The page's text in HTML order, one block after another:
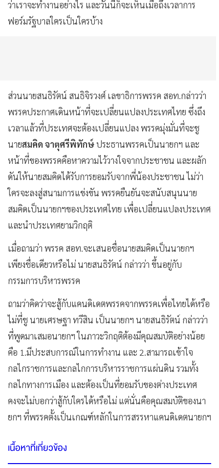
ว่าเราจะทำงานอย่างไร และวันนี้ก็จะเห็นเมื่อถึงเวลาการ
ฟอร์มรัฐบาลใครเป็นใครบ้าง
ส่วนนายสนธิรัตน์ สนธิจิรวงศ์ เลขาธิการพรรค สอท.กล่าวว่า
พรรคประกาศเดินหน้าที่จะเปลี่ยนแปลงประเทศไทย ซึ่งถึง
เวลาแล้วที่ประเทศจะต้องเปลี่ยนแปลง พรรคมุ่งมั่นที่จะชู
นายสมคิด จาตุศรีพิทักษ์ประธานพรรคเป็นนายกฯ และ
หน้าที่ของพรรคคือหาความไว้วางใจจากประชาชน และผลัก
ดันให้นายสมคิดได้รับการยอมรับจากพี่น้องประชาชน ไม่ว่า
ใครจะลงสู่สนามการแข่งขัน พรรคยืนยันจะสนับสนุนนาย
สมคิดเป็นนายกฯของประเทศไทย เพื่อเปลี่ยนแปลงประเทศ
และนำประเทศยามวิกฤติ
เมื่อถามว่า พรรค สอท.จะเสนอชื่อนายสมคิดเป็นนายกฯ
เพียงชื่อเดียวหรือไม่ นายสนธิรัตน์ กล่าวว่า ขึ้นอยู่กับ
กรรมการบริหารพรรค
ถามว่าคิดว่าจะสู้กับแคนดิเดตพรรคจากพรรคเพื่อไทยได้หรือ
ไม่ที่ชู นายเศรษฐา ทวีสิน เป็นนายกฯ นายสนธิรัตน์ กล่าวว่า
ที่พูดมาเสมอนายกฯ ในภาวะวิกฤติต้องมีคุณสมบัติอย่างน้อย
คือ 1.มีประสบการณ์ในการทำงาน และ 2.สามารถเข้าใจ
กลไกราชการและกลไกการบริหารราชการแผ่นดิน รวมทั้ง
กลไกทางการเมือง และต้องเป็นที่ยอมรับของต่างประเทศ
คงจะไม่บอกว่าสู้กับใครได้หรือไม่ แต่นั่นคือคุณสมบัติของนา
ยกฯ ที่พรรคตั้งเป็นเกณฑ์หลักในการสรรหาแคนดิเดตนายกฯ
เนื้อหาที่เกี่ยวข้อง